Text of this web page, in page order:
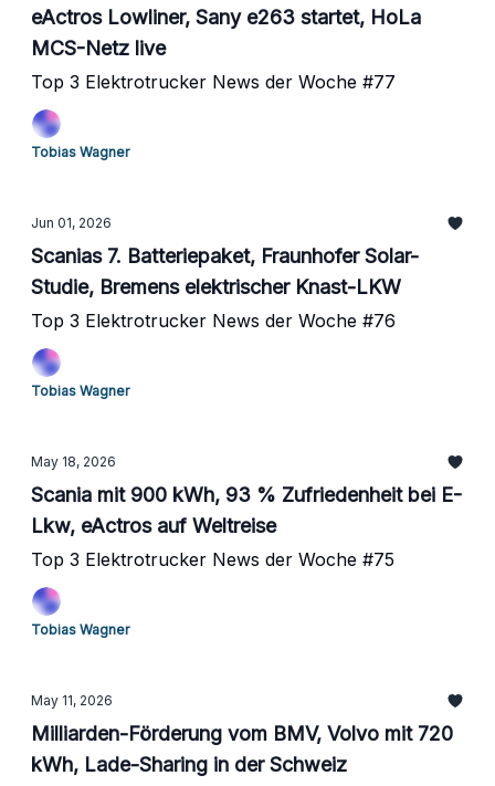
eActros Lowliner, Sany e263 startet, HoLa
MCS-Netz live
Top 3 Elektrotrucker News der Woche #77
Tobias Wagner
Jun 01, 2026
Scanias 7. Batteriepaket, Fraunhofer Solar-
Studie, Bremens elektrischer Knast-LKW
Top 3 Elektrotrucker News der Woche #76
Tobias Wagner
May 18, 2026
Scania mit 900 kWh, 93 % Zufriedenheit bei E-
Lkw, eActros auf Weltreise
Top 3 Elektrotrucker News der Woche #75
Tobias Wagner
May 11, 2026
Milliarden-Förderung vom BMV, Volvo mit 720
kWh, Lade-Sharing in der Schweiz